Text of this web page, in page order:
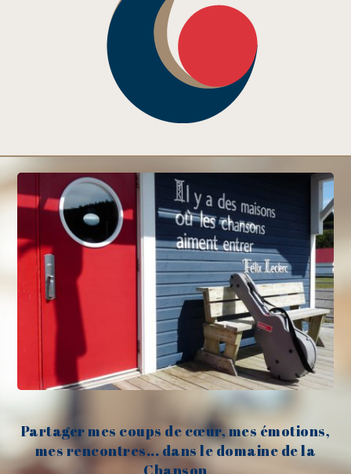
Partager mes coups de cœur, mes émotions,
mes rencontres... dans le domaine de la
Chanson